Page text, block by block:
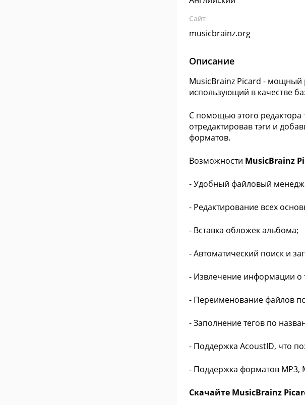
Сайт
musicbrainz.org
Описание
MusicBrainz Picard - мощный
использующий в качестве
С помощью этого редактора
отредактировав тэги и
форматов.
Возможности MusicBrainz
- Удобный файловый
- Редактирование всех
- Вставка обложек альбома;
- Автоматический поиск и
- Извлечение информации о
- Переименование файлов
- Заполнение тегов по
- Поддержка AcoustID, что
- Поддержка форматов MP3,
Скачайте MusicBrainz